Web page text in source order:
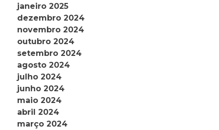
janeiro 2025
dezembro 2024
novembro 2024
outubro 2024
setembro 2024
agosto 2024
julho 2024
junho 2024
maio 2024
abril 2024
março 2024